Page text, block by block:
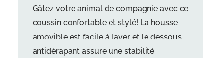
Gâtez votre animal de compagnie avec ce
coussin confortable et stylé! La housse
amovible est facile à laver et le dessous
antidérapant assure une stabilité